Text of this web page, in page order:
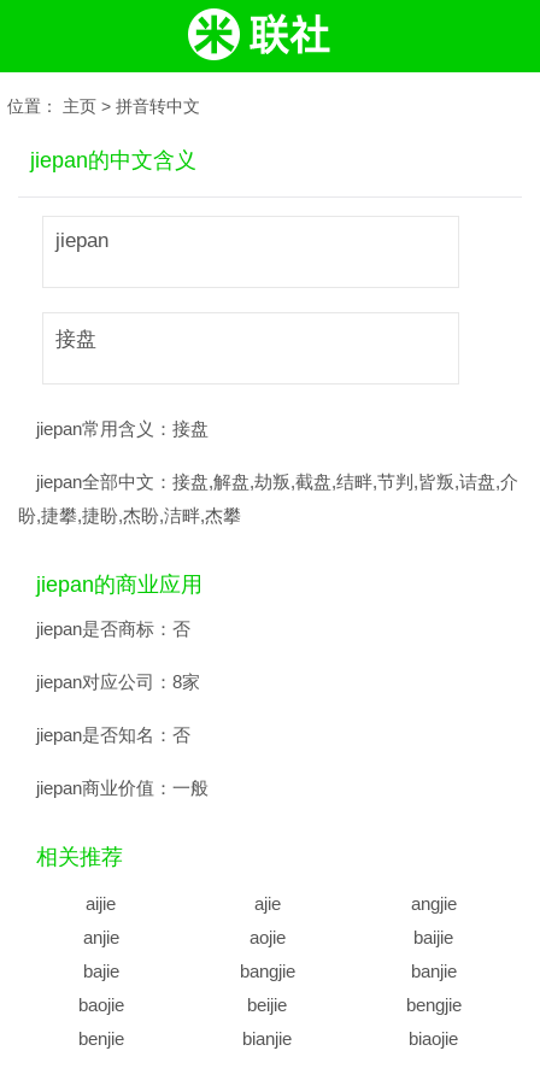
位置： 主页 > 拼音转中文
jiepan的中文含义
jiepan
接盘
jiepan常用含义： 接盘
jiepan全部中文： 接盘,解盘,劫叛,截盘,结畔,节判,皆叛,诘盘,介
盼,捷攀,捷盼,杰盼,洁畔,杰攀
jiepan的商业应用
jiepan是否商标： 否
jiepan对应公司： 8家
jiepan是否知名： 否
jiepan商业价值： 一般
相关推荐
aijie ajie
angjie
anjie
aojie
baijie
bajie
bangjie
banjie
baojie
beijie
bengjie
benjie
bianjie
biaojie